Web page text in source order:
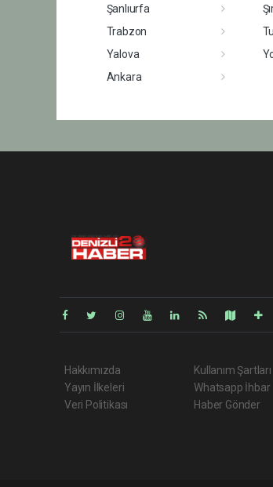
Şanlıurfa
Trabzon
Yalova
Ankara
Hakkımızda
Yayın İlkeleri
Veri Politikası
Kullanım Şartları
Whatsapp İhbar
Haber Gönder